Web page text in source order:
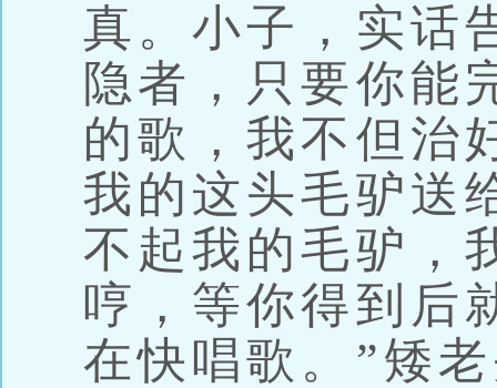
真。小子，实话
隐者，只要你能
的歌，我不但治
我的这头毛驴送
不起我的毛驴，
哼，等你得到后
在快唱歌。”矮